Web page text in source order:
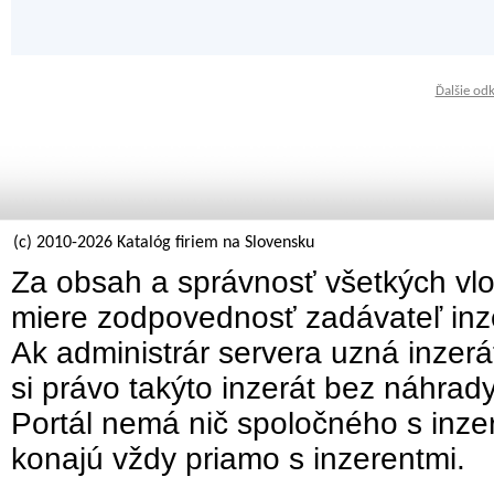
Ďalšie
(c) 2010-2026 Katalóg firiem na Slovensku
Za obsah a správnosť všetkých
miere zodpovednosť zadávateľ
Ak administrár servera uzná
si právo takýto inzerát bez
Portál nemá nič spoločného s
konajú vždy priamo s inzerentmi.